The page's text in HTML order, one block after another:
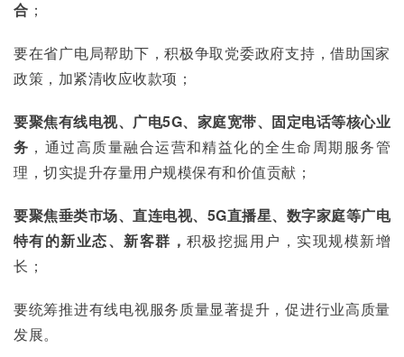
合 ；
要在省广电局帮助下，积极争取党委政府支持，借助国家
政策，加紧清收应收款项；
要聚焦有线电视、广电5G、家庭宽带、固定电话等核心业
务 ，通过高质量融合运营和精益化的全生命周期服务管
理，切实提升存量用户规模保有和价值贡献；
要聚焦垂类市场、直连电视、5G直播星、数字家庭等广电
特有的新业态、新客群，积极挖掘用户，实现规模新增
长；
要统筹推进有线电视服务质量显著提升，促进行业高质量
发展。